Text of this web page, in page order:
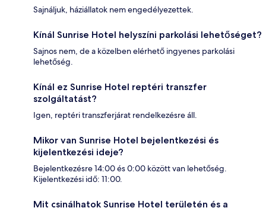
Sajnáljuk, háziállatok nem engedélyezettek.
Kínál Sunrise Hotel helyszíni parkolási lehetőséget?
Sajnos nem, de a közelben elérhető ingyenes parkolási
lehetőség.
Kínál ez Sunrise Hotel reptéri transzfer
szolgáltatást?
Igen, reptéri transzferjárat rendelkezésre áll.
Mikor van Sunrise Hotel bejelentkezési és
kijelentkezési ideje?
Bejelentkezésre 14:00 és 0:00 között van lehetőség.
Kijelentkezési idő: 11:00.
Mit csinálhatok Sunrise Hotel területén és a